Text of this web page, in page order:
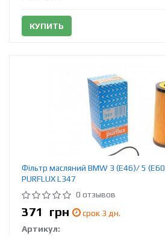
КУПИТЬ
Фільтр масляний BMW 3 (E46)/ 5
PURFLUX L347
0 отзывов
371 грн
срок 3 дн.
Артикул: